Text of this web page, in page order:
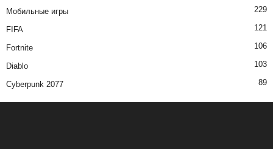
Мобильные игры 229
FIFA 121
Fortnite 106
Diablo 103
Cyberpunk 2077 89